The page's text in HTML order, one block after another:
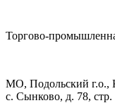
Торгово-
МО, Подольский г.о.,
с. Сынково, д. 78, стр.